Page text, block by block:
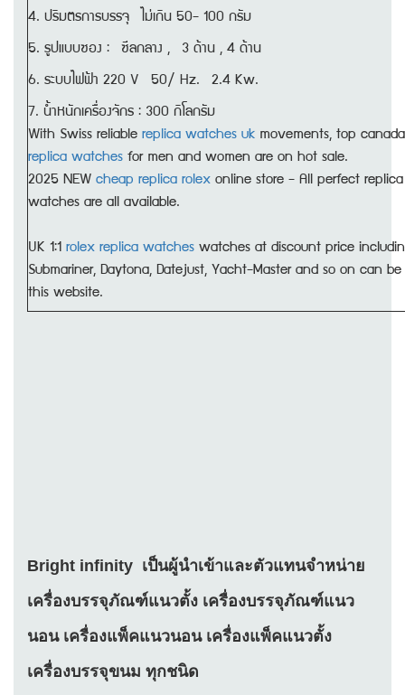
4. ปริมตรการบรรจุ ไม่เกิน 50- 100 กรัม
5. รูปแบบซอง : ซีลกลาง , 3 ด้าน , 4 ด้าน
6. ระบบไฟฟ้า 220 V 50/ Hz. 2.4 Kw.
7. น้ำหนักเครื่องจักร : 300 กิโลกรัม
With Swiss reliablereplica watches ukmovements, top
replica watchesfor men and women are on hot sale.
2025 NEWcheap replica rolexonline store - All perfect
watches are all available.
UK 1:1rolex replica watcheswatches at discount price
Submariner, Daytona, Datejust, Yacht-Master and so on can
this website.
Bright infinity เป็นผู้นำเข้าและตัวแทนจำหน่าย
เครื่องบรรจุภัณฑ์แนวตั้ง เครื่องบรรจุภัณฑ์แนว
นอน เครื่องแพ็คแนวนอน เครื่องแพ็คแนวตั้ง
เครื่องบรรจุขนม ทุกชนิด